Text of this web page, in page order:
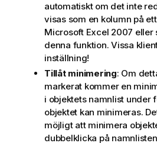
automatiskt om det inte
visas som en kolumn på
Microsoft Excel 2007 eller
denna funktion. Vissa
inställning!
Tillåt minimering: Om
markerat kommer en
i objektets namnlist under
objektet kan minimeras.
möjligt att minimera
dubbelklicka på